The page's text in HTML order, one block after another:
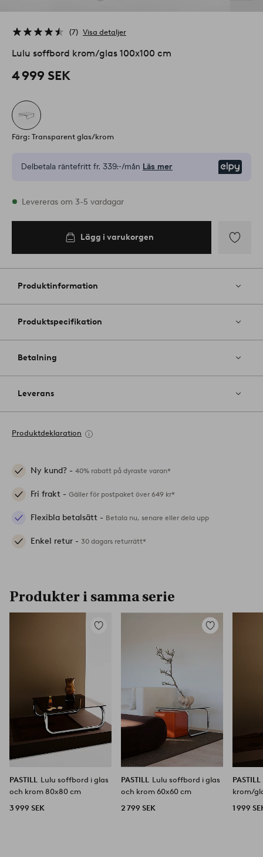
7 Visa detaljer
Lulu soffbord krom/glas 100x100 cm
4 999 SEK
Färg: Transparent glas/krom
Delbetala räntefritt fr. 339:-/mån Läs mer
I lager
Levereras om 3-5 vardagar
Lägg i varukorgen
till
favoriter
Produktinformation
Produktspecifikation
Betalning
Leverans
Produktdeklaration
Ny kund? - 40% rabatt på dyraste varan*
Fri frakt - Gäller för postpaket över 649 kr*
Flexibla betalsätt - Betala nu, senare eller dela upp
Enkel retur - 30 dagars returrätt*
Produkter i samma serie
Lägg
PASTILL
Lulu soffbord i glas
och krom 80x80 cm
3 999 SEK
Lägg
PASTILL
Lulu soffbord i glas
och krom 60x60 cm
2 799 SEK
PASTILL
krom/
1 999